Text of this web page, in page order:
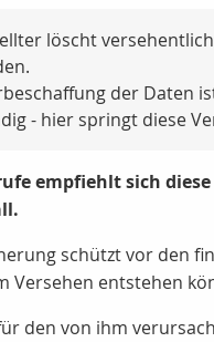
löscht
der Daten
- hier springt diese
empfiehlt sich
schützt vor den
Versehen entstehen
den von ihm